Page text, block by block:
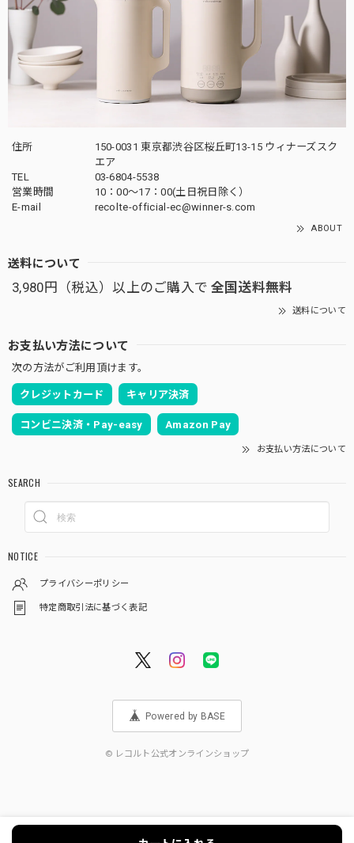
住所
150-0031 東京都渋谷区桜丘町13-15 ウィナーズスク
エア
TEL
03-6804-5538
営業時間
10：00〜17：00(土日祝日除く）
E-mail
recolte-official-ec@winner-s.com
ABOUT
送料について
3,980円（税込）以上のご購入で 全国送料無料
送料について
お支払い方法について
次の方法がご利用頂けます。
クレジットカード キャリア決済
コンビニ決済・Pay-easy Amazon Pay
お支払い方法について
SEARCH
NOTICE
プライバシーポリシー
特定商取引法に基づく表記
Powered by BASE
© レコルト公式オンラインショップ